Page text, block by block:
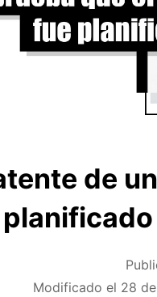
de
Modificado el 28